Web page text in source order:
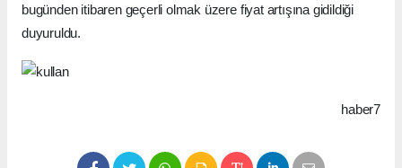
bugünden itibaren geçerli olmak üzere fiyat artışına gidildiği
duyuruldu.
haber7